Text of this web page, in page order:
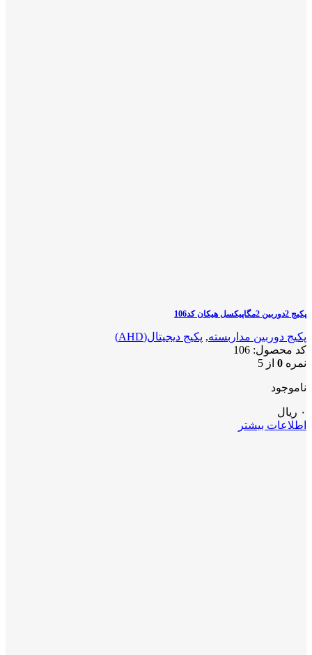
پکیج 2دوربین 2مگاپیکسل هیکان کد106
پکیج دوربین مداربسته, پکیج دیجیتال(AHD)
کد محصول: 106
نمره 0 از 5
ناموجود
۰ ریال
اطلاعات بیشتر